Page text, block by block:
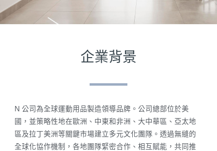
企業背景
N 公司為全球運動用品製造領導品牌。公司總部位於美
國，並策略性地在歐洲、中東和非洲、大中華區、亞太地
區及拉丁美洲等關鍵市場建立多元文化團隊。透過無縫的
全球化協作機制，各地團隊緊密合作、相互賦能，共同推